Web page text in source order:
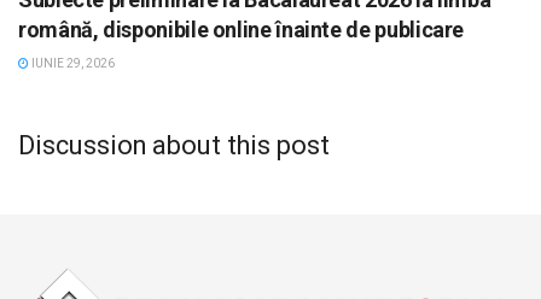
română, disponibile online înainte de publicare
IUNIE 29, 2026
Discussion about this post